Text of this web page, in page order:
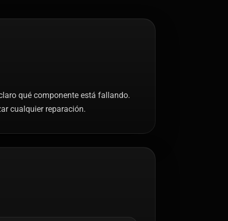
qué componente está fallando.
cualquier reparación.